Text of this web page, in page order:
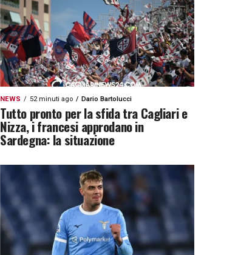
NEWS 52 minuti ago Dario Bartolucci
Tutto pronto per la sfida tra Cagliari e
Nizza, i francesi approdano in
Sardegna: la situazione